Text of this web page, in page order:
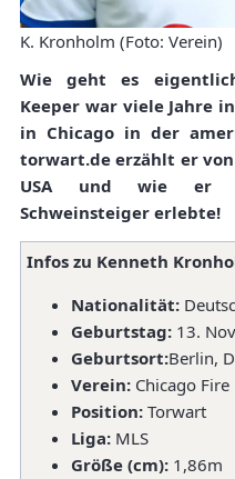
K. Kronholm (Foto: Verein)
Wie geht es
Keeper war viele Jahre
in Chicago in der
torwart.de erzählt er
USA und wie er
Schweinsteiger erlebte!
Infos zu Kenneth
Nationalität:
Geburtstag: 13.
Geburtsort:Berlin,
Verein: Chicago Fire
Position: Torwart
Liga: MLS
Größe (cm): 1,86m